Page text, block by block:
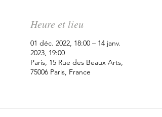
Heure et lieu
01 déc. 2022, 18:00 – 14 janv.
2023, 19:00
Paris, 15 Rue des Beaux Arts,
75006 Paris, France